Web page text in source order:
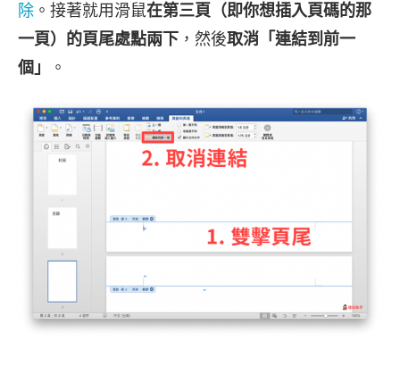
除 。接著就用滑鼠在第三頁（即你想插入頁碼的那
一頁）的頁尾處點兩下 ，然後取消「連結到前一
個」
。